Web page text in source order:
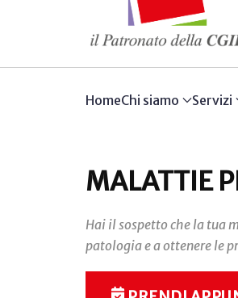
HomeChi siamo Servizi
MALATTIE
Hai il sospetto che la tua
patologia e a ottenere le